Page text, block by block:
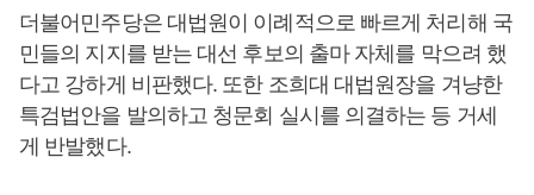
더불어민주당은 대법원이 이례적으로 빠르게 처리해 국
민들의 지지를 받는 대선 후보의 출마 자체를 막으려 했
다고 강하게 비판했다. 또한 조희대 대법원장을 겨냥한
특검법안을 발의하고 청문회 실시를 의결하는 등 거세
게 반발했다.